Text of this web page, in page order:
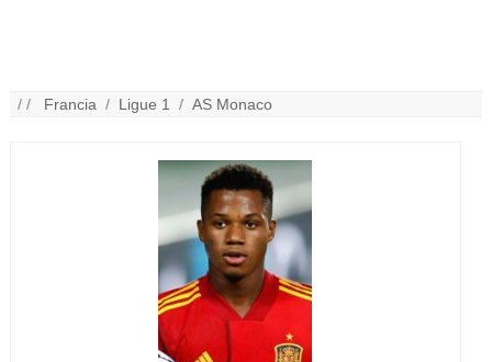
/ / Francia / Ligue 1 /AS Monaco